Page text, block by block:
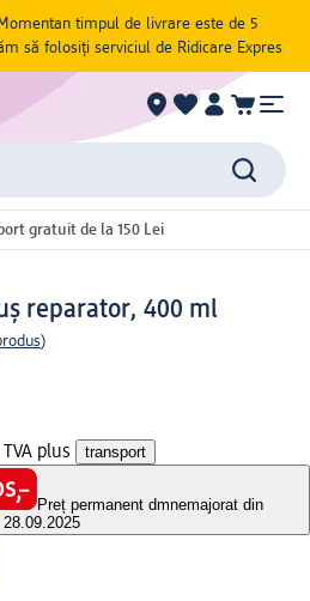
timpul de livrare este de 5
să folosiți serviciul de Ridicare Expres
gratuit de la 150 Lei
reparator, 400 ml
)
plus transport
Preț permanent dmnemajorat din
28.09.2025